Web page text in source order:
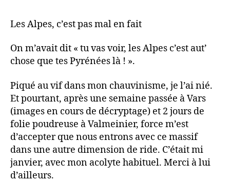
Les Alpes, c’est pas mal en fait
On m’avait dit « tu vas voir, les Alpes c’est aut’
chose que tes Pyrénées là ! ».
Piqué au vif dans mon chauvinisme, je l’ai nié.
Et pourtant, après une semaine passée à Vars
(images en cours de décryptage) et 2 jours de
folie poudreuse à Valmeinier, force m’est
d’accepter que nous entrons avec ce massif
dans une autre dimension de ride. C’était mi
janvier, avec mon acolyte habituel. Merci à lui
d’ailleurs.